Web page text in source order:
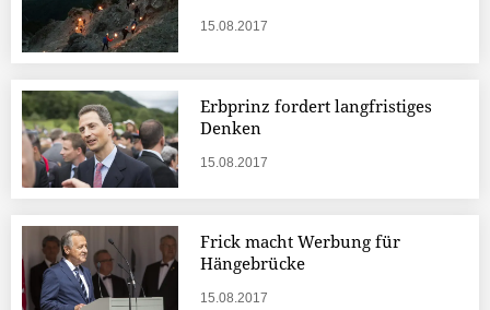
15.08.2017
Erbprinz fordert langfristiges
Denken
15.08.2017
Frick macht Werbung für
Hängebrücke
15.08.2017